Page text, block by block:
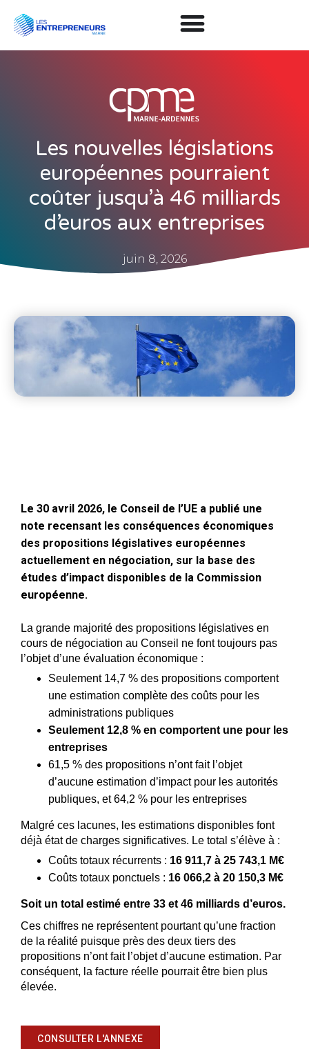
Les nouvelles législations
européennes pourraient
coûter jusqu’à 46 milliards
d’euros aux entreprises
juin 8, 2026
Le 30 avril 2026, le Conseil de l’UE a publié une
note recensant les conséquences économiques
des propositions législatives européennes
actuellement en négociation, sur la base des
études d’impact disponibles de la Commission
européenne.
La grande majorité des propositions législatives en
cours de négociation au Conseil ne font toujours pas
l’objet d’une évaluation économique :
Seulement 14,7 % des propositions comportent
une estimation complète des coûts pour les
administrations publiques
Seulement 12,8 % en comportent une pour les
entreprises
61,5 % des propositions n’ont fait l’objet
d’aucune estimation d’impact pour les autorités
publiques, et 64,2 % pour les entreprises
Malgré ces lacunes, les estimations disponibles font
déjà état de charges significatives. Le total s’élève à :
Coûts totaux récurrents : 16 911,7 à 25 743,1 M€
Coûts totaux ponctuels : 16 066,2 à 20 150,3 M€
Soit un total estimé entre 33 et 46 milliards d’euros.
Ces chiffres ne représentent pourtant qu’une fraction
de la réalité puisque près des deux tiers des
propositions n’ont fait l’objet d’aucune estimation. Par
conséquent, la facture réelle pourrait être bien plus
élevée.
CONSULTER L'ANNEXE